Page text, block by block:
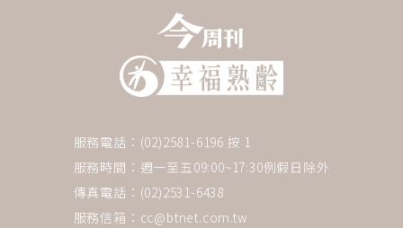
服務電話：(02)2581-6196 按 1
服務時間：週一至五09:00~17:30例假日除外
傳真電話：(02)2531-6438
服務信箱： cc@btnet.com.tw